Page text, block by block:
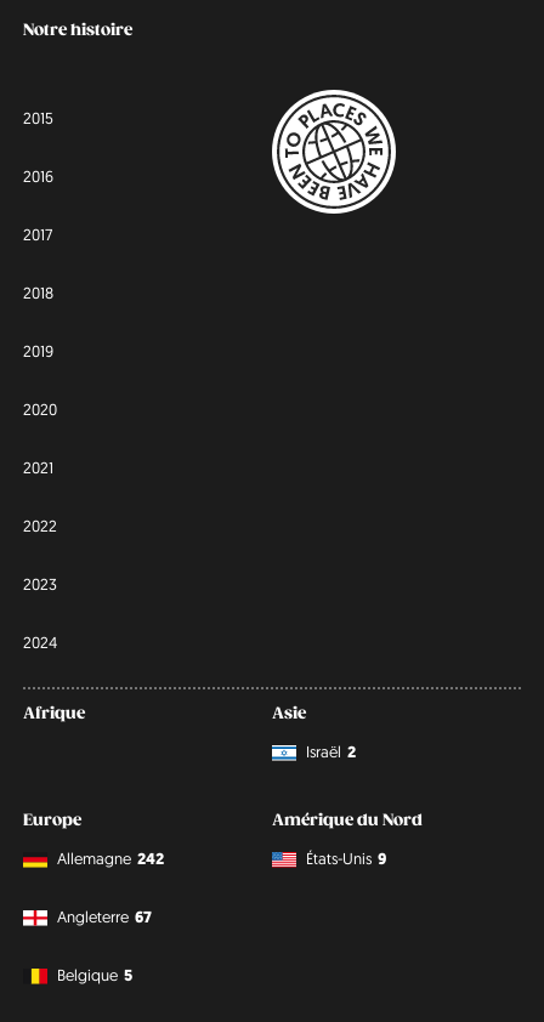
Notre histoire
2015
2016
2017
2018
2019
2020
2021
2022
2023
2024
Afrique
Asie
Israël 2
Europe
Allemagne 242
Angleterre 67
Belgique 5
Amérique du Nord
États-Unis 9